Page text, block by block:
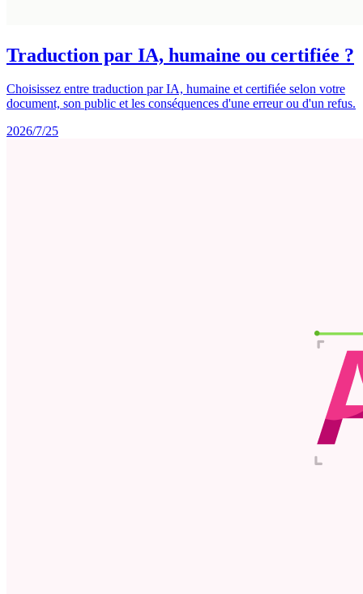
Traduction par IA, humaine ou certifiée ?
Choisissez entre traduction par IA, humaine et certifiée selon votre
document, son public et les conséquences d'une erreur ou d'un refus.
2026/7/25